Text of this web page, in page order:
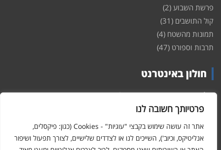
פרטיותך חשובה לנו
אתר זה עושה שימוש בקבצי "עוגיות" - Cookies (כגון: פיקסלים,
אנליטיקס, וכיוב'), השייכים לנו או לצדדים שלישיים, לצורך תפעול ושיפור
פרשת השבוע (2)
קול התושבים (31)
תמונות מהשטח (4)
תרבות וספורט (47)
חולון באינטרנט
חולוןבאינטרנט – האתר שמביא לכם עדכונים ומידע מהשטח מהעיר
חולון. במה פתוחה לקול תושבי חולון באינטרנט, מידע על
ופרוייקטים חדשים בעיר, חיי לילה, וכן טורי דעה, עסקים בחולון, ודיונים על
הנעשה בעיר. אתם מוזמנים ומוזמנות להשתתף בדיון ולשלוח לנו כתבות
ואף להגיב על הכתבות המפורסמות באתר.